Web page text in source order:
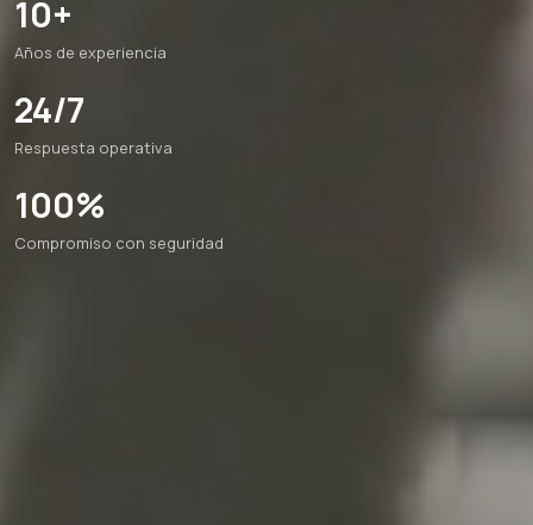
10+
Años de experiencia
24/7
Respuesta operativa
100%
Compromiso con seguridad